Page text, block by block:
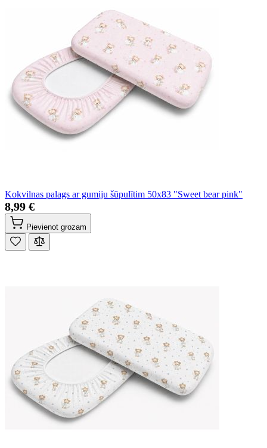
Kokvilnas palags ar gumiju šūpulītim 50x83 "Sweet bear pink"
8,99 €
Pievienot grozam